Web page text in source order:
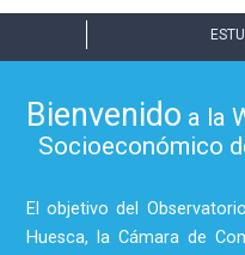
Bienvenido a la
Socioeconómico
El objetivo del
Huesca, la Cámara de